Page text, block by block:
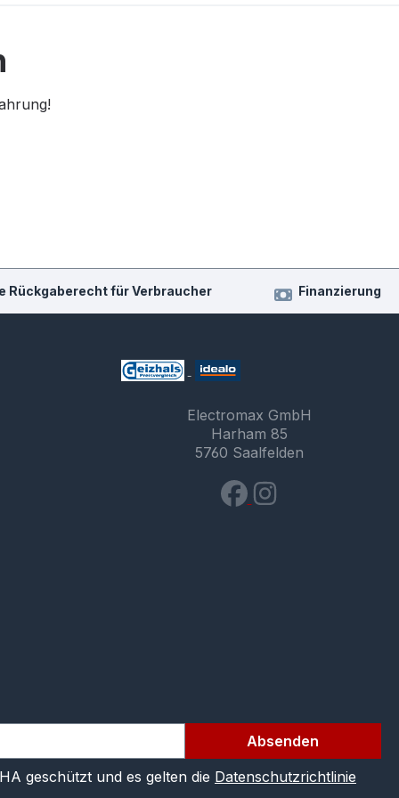
Rückgaberecht für Verbraucher Finanzierung
Electromax GmbH
Harham 85
5760 Saalfelden
Absenden
geschützt und es gelten die Datenschutzrichtlinie